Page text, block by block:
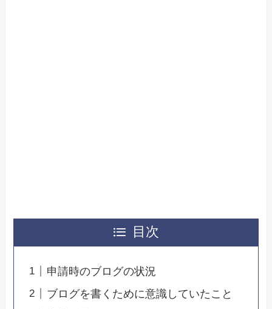
目次
申請時のブログの状況
ブログを書くために意識していたこと